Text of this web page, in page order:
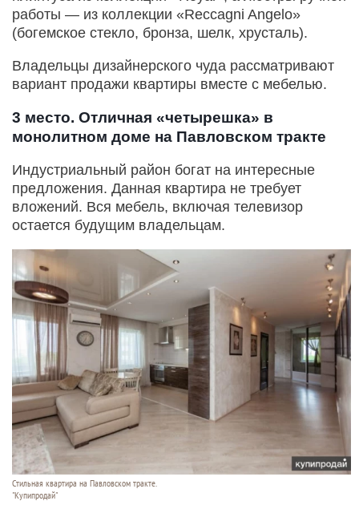
работы — из коллекции «Reccagni Angelo»
(богемское стекло, бронза, шелк, хрусталь).
Владельцы дизайнерского чуда рассматривают
вариант продажи квартиры вместе с мебелью.
3 место. Отличная «четырешка» в
монолитном доме на Павловском тракте
Индустриальный район богат на интересные
предложения. Данная квартира не требует
вложений. Вся мебель, включая телевизор
остается будущим владельцам.
Стильная квартира на Павловском тракте.
"Купипродай"